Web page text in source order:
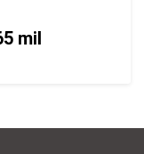
mil